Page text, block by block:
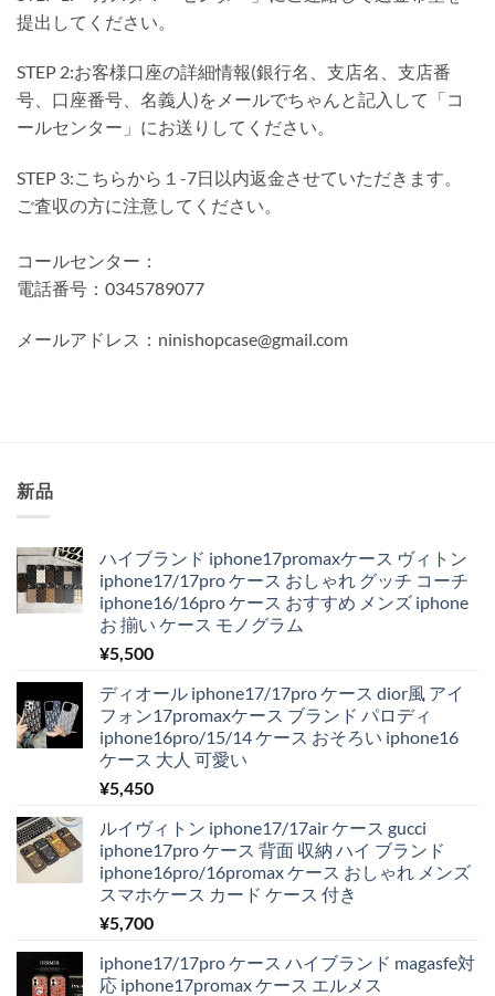
提出してください。
STEP 2:お客様口座の詳細情報(銀行名、支店名、支店番
号、口座番号、名義人)をメールでちゃんと記入して「コ
ールセンター」にお送りしてください。
STEP 3:こちらから１-7日以内返金させていただきます。
ご査収の方に注意してください。
コールセンター：
電話番号：0345789077
メールアドレス： ninishopcase@gmail.com
新品
ハイブランド iphone17promaxケース ヴィトン
iphone17/17pro ケース おしゃれ グッチ コーチ
iphone16/16pro ケース おすすめ メンズ iphone
お 揃い ケース モノグラム
¥5,500
ディオール iphone17/17pro ケース dior風 アイ
フォン17promaxケース ブランド パロディ
iphone16pro/15/14 ケース おそろい iphone16
ケース 大人 可愛い
¥5,450
ルイヴィトン iphone17/17air ケース gucci
iphone17pro ケース 背面 収納 ハイ ブランド
iphone16pro/16promax ケース おしゃれ メンズ
スマホケース カード ケース 付き
¥5,700
iphone17/17pro ケース ハイブランド magasfe対
応 iphone17promax ケース エルメス